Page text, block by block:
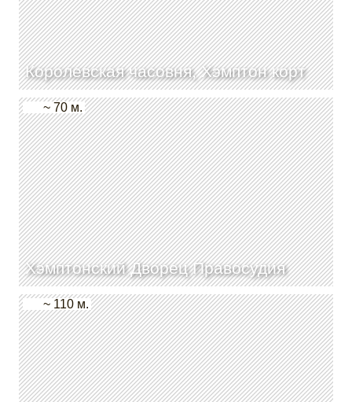
Королевская часовня, Хэмптон корт
Хэмптонский Дворец Правосудия
~ 70 м.
~ 110 м.